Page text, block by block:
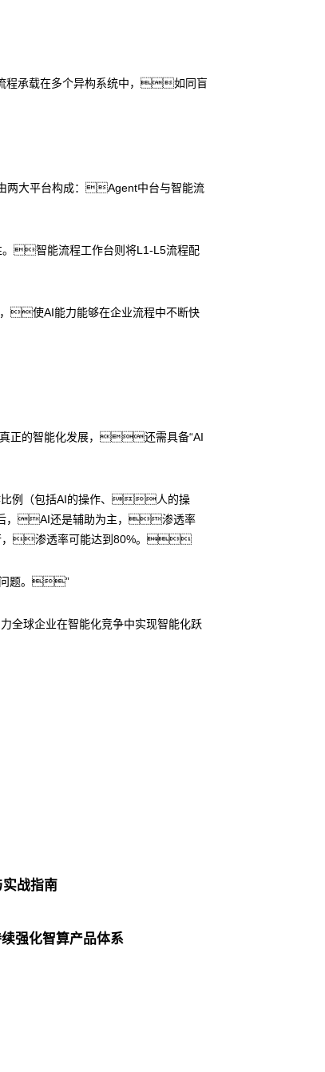
承载在多个异构系统中，如同盲
大平台构成：Agent中台与智能流
智能流程工作台则将L1-L5流程配
使AI能力能够在企业流程中不断快
正的智能化发展，还需具备“AI
比例（包括AI的操作、人的操
，AI还是辅助为主，渗透率
，渗透率可能达到80%。
问题。”
球企业在智能化竞争中实现智能化跃
战指南
强化智算产品体系